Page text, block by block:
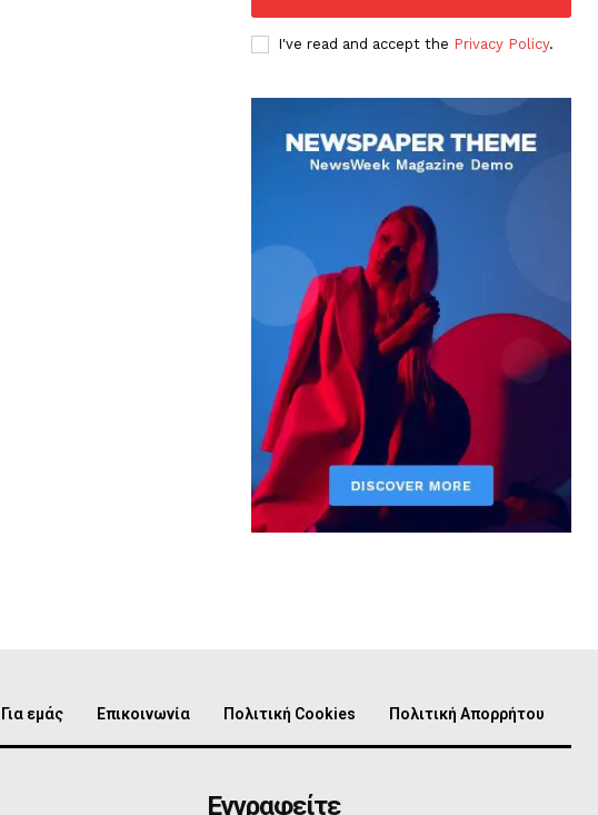
I've read and accept the Privacy Policy.
Για εμάς Επικοινωνία Πολιτική Cookies Πολιτική Απορρήτου
Εγγραφείτε